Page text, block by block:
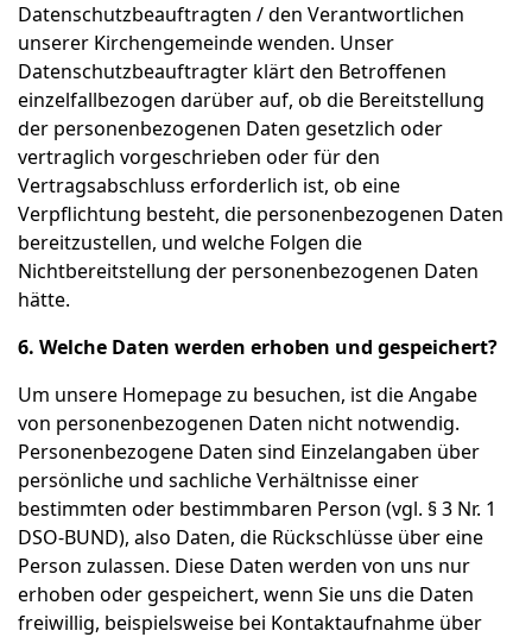
Datenschutzbeauftragten / den Verantwortlichen
unserer Kirchengemeinde wenden. Unser
Datenschutzbeauftragter klärt den Betroffenen
einzelfallbezogen darüber auf, ob die Bereitstellung
der personenbezogenen Daten gesetzlich oder
vertraglich vorgeschrieben oder für den
Vertragsabschluss erforderlich ist, ob eine
Verpflichtung besteht, die personenbezogenen Daten
bereitzustellen, und welche Folgen die
Nichtbereitstellung der personenbezogenen Daten
hätte.
6. Welche Daten werden erhoben und gespeichert?
Um unsere Homepage zu besuchen, ist die Angabe
von personenbezogenen Daten nicht notwendig.
Personenbezogene Daten sind Einzelangaben über
persönliche und sachliche Verhältnisse einer
bestimmten oder bestimmbaren Person (vgl. § 3 Nr. 1
DSO-BUND), also Daten, die Rückschlüsse über eine
Person zulassen. Diese Daten werden von uns nur
erhoben oder gespeichert, wenn Sie uns die Daten
freiwillig, beispielsweise bei Kontaktaufnahme über